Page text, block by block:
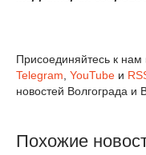
Присоединяйтесь к нам
Telegram YouTube и
новостей Волгограда и
Похожие